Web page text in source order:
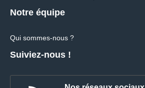
Notre équipe
Qui sommes-nous ?
Suiviez-nous !